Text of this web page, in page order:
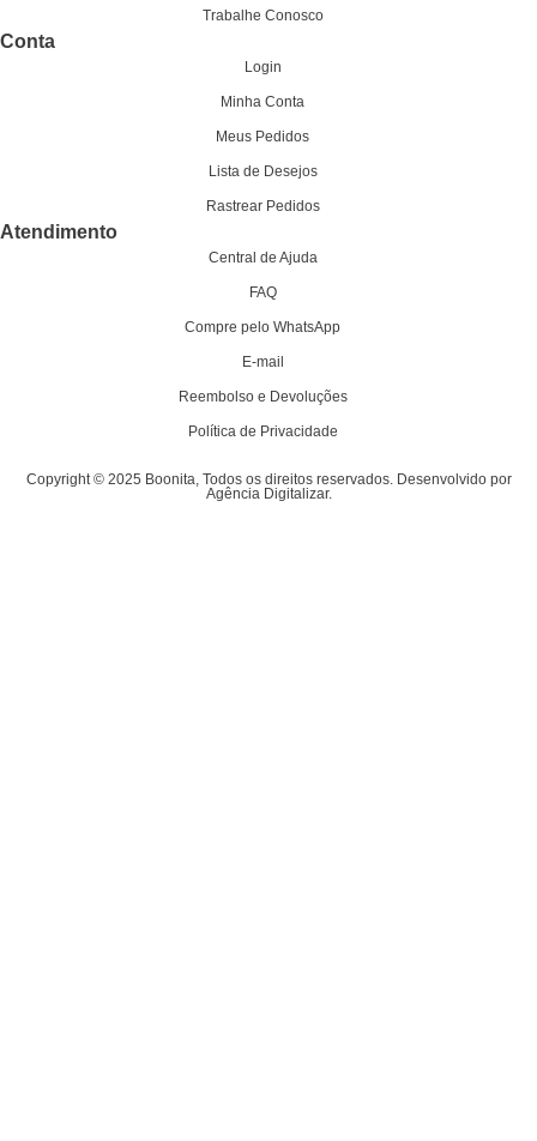
Trabalhe Conosco
Conta
Login
Minha Conta
Meus Pedidos
Lista de Desejos
Rastrear Pedidos
Atendimento
Central de Ajuda
FAQ
Compre pelo WhatsApp
E-mail
Reembolso e Devoluções
Política de Privacidade
Copyright © 2025 Boonita, Todos os direitos reservados. Desenvolvido por
Agência Digitalizar.